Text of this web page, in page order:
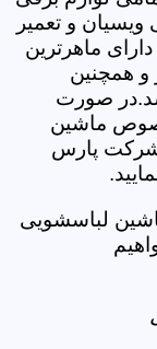
و تعمیر
ماهرترین
و همچنین
صورت
ماشین
شرکت پارس
لباسشویی